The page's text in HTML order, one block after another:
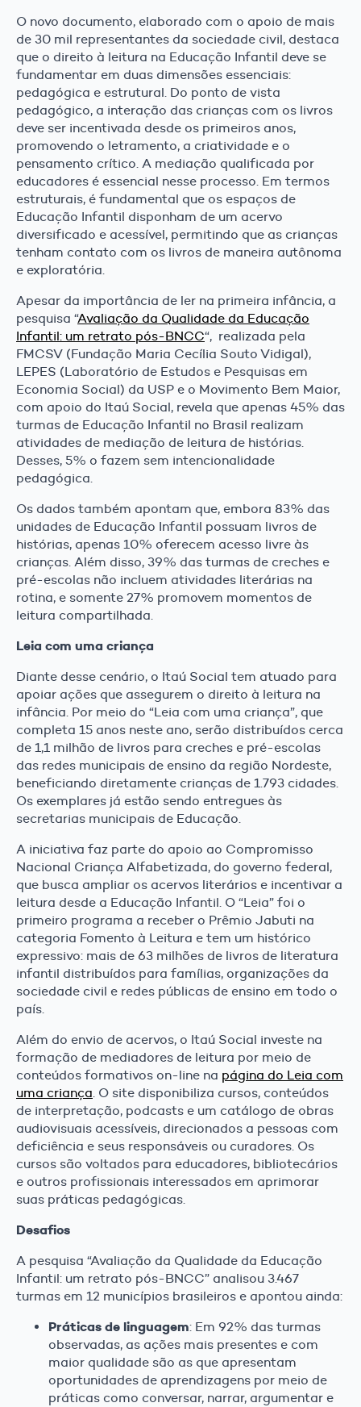
O novo documento, elaborado com o apoio de mais
de 30 mil representantes da sociedade civil, destaca
que o direito à leitura na Educação Infantil deve se
fundamentar em duas dimensões essenciais:
pedagógica e estrutural. Do ponto de vista
pedagógico, a interação das crianças com os livros
deve ser incentivada desde os primeiros anos,
promovendo o letramento, a criatividade e o
pensamento crítico. A mediação qualificada por
educadores é essencial nesse processo. Em termos
estruturais, é fundamental que os espaços de
Educação Infantil disponham de um acervo
diversificado e acessível, permitindo que as crianças
tenham contato com os livros de maneira autônoma
e exploratória.
Apesar da importância de ler na primeira infância, a
pesquisa “Avaliação da Qualidade da Educação
Infantil: um retrato pós-BNCC“, realizada pela
FMCSV (Fundação Maria Cecília Souto Vidigal),
LEPES (Laboratório de Estudos e Pesquisas em
Economia Social) da USP e o Movimento Bem Maior,
com apoio do Itaú Social, revela que apenas 45% das
turmas de Educação Infantil no Brasil realizam
atividades de mediação de leitura de histórias.
Desses, 5% o fazem sem intencionalidade
pedagógica.
Os dados também apontam que, embora 83% das
unidades de Educação Infantil possuam livros de
histórias, apenas 10% oferecem acesso livre às
crianças. Além disso, 39% das turmas de creches e
pré-escolas não incluem atividades literárias na
rotina, e somente 27% promovem momentos de
leitura compartilhada.
Leia com uma criança
Diante desse cenário, o Itaú Social tem atuado para
apoiar ações que assegurem o direito à leitura na
infância. Por meio do “Leia com uma criança”, que
completa 15 anos neste ano, serão distribuídos cerca
de 1,1 milhão de livros para creches e pré-escolas
das redes municipais de ensino da região Nordeste,
beneficiando diretamente crianças de 1.793 cidades.
Os exemplares já estão sendo entregues às
secretarias municipais de Educação.
A iniciativa faz parte do apoio ao Compromisso
Nacional Criança Alfabetizada, do governo federal,
que busca ampliar os acervos literários e incentivar a
leitura desde a Educação Infantil. O “Leia” foi o
primeiro programa a receber o Prêmio Jabuti na
categoria Fomento à Leitura e tem um histórico
expressivo: mais de 63 milhões de livros de literatura
infantil distribuídos para famílias, organizações da
sociedade civil e redes públicas de ensino em todo o
país.
Além do envio de acervos, o Itaú Social investe na
formação de mediadores de leitura por meio de
conteúdos formativos on-line na página do Leia com
uma criança. O site disponibiliza cursos, conteúdos
de interpretação, podcasts e um catálogo de obras
audiovisuais acessíveis, direcionados a pessoas com
deficiência e seus responsáveis ou curadores. Os
cursos são voltados para educadores, bibliotecários
e outros profissionais interessados em aprimorar
suas práticas pedagógicas.
Desafios
A pesquisa “Avaliação da Qualidade da Educação
Infantil: um retrato pós-BNCC” analisou 3.467
turmas em 12 municípios brasileiros e apontou ainda:
Práticas de linguagem: Em 92% das turmas
observadas, as ações mais presentes e com
maior qualidade são as que apresentam
oportunidades de aprendizagens por meio de
práticas como conversar, narrar, argumentar e